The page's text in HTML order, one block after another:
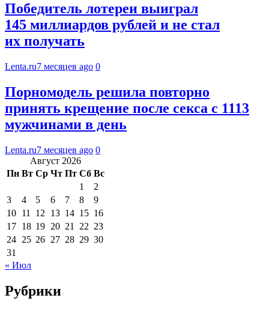
Победитель лотереи выиграл
145 миллиардов рублей и не стал
их получать
Lenta.ru7 месяцев ago 0
Порномодель решила повторно
принять крещение после секса с 1113
мужчинами в день
Lenta.ru7 месяцев ago 0
Август 2026
Пн Вт Ср Чт Пт Сб Вс
1
2
3
4 5 6 7 8
9
10 11 12 13 14 15 16
17 18 19 20 21 22 23
24 25 26 27 28 29 30
31
« Июл
Рубрики